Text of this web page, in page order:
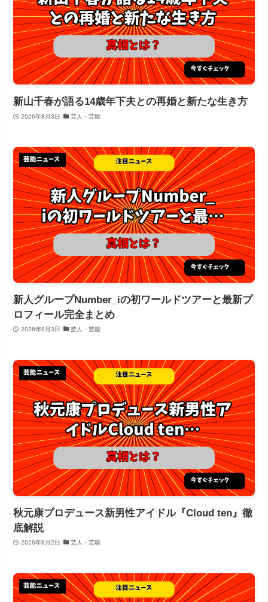
新山千春が語る14歳年下夫との再婚と新たな生き方
2026年8月3日 芸人・芸能
新人グループNumber_iの初ワールドツアーと最新プ
ロフィール完全まとめ
2026年8月3日 芸人・芸能
秋元康プロデュース新男性アイドル『Cloud ten』徹
底解説
2026年8月2日 芸人・芸能